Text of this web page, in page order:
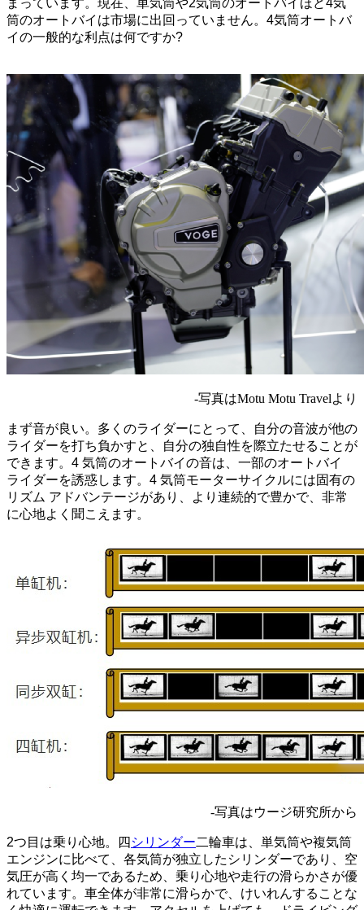
まっています。現在、単気筒や2気筒のオートバイほど4気
筒のオートバイは市場に出回っていません。4気筒オートバ
イの一般的な利点は何ですか?
-写真はMotu Motu Travelより
まず音が良い。多くのライダーにとって、自分の音波が他の
ライダーを打ち負かすと、自分の独自性を際立たせることが
できます。4 気筒のオートバイの音は、一部のオートバイ
ライダーを誘惑します。4 気筒モーターサイクルには固有の
リズム アドバンテージがあり、より連続的で豊かで、非常
に心地よく聞こえます。
-写真はウージ研究所から
2つ目は乗り心地。四 シリンダー二輪車は、単気筒や複気筒
エンジンに比べて、各気筒が独立したシリンダーであり、空
気圧が高く均一であるため、乗り心地や走行の滑らかさが優
れています。車全体が非常に滑らかで、けいれんすることな